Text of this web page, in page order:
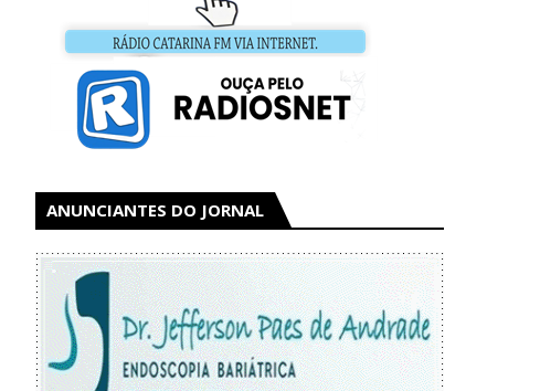
ANUNCIANTES DO JORNAL